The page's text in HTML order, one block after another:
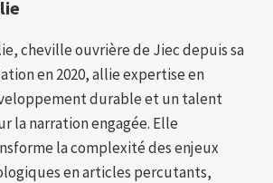
cheville ouvrière de Jiec depuis sa
en 2020, allie expertise en
durable et un talent
la narration engagée. Elle
la complexité des enjeux
en articles percutants,